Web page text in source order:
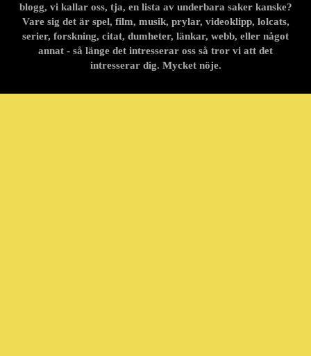
blogg, vi kallar oss, tja, en lista av underbara saker kanske?
Vare sig det är spel, film, musik, prylar, videoklipp, lolcats,
serier, forskning, citat, dumheter, länkar, webb, eller något
annat - så länge det intresserar oss så tror vi att det
intresserar dig. Mycket nöje.